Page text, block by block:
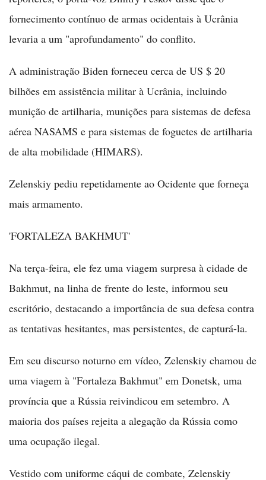
fornecimento contínuo de armas ocidentais à Ucrânia
levaria a um "aprofundamento" do conflito.
A administração Biden forneceu cerca de US $ 20
bilhões em assistência militar à Ucrânia, incluindo
munição de artilharia, munições para sistemas de defesa
aérea NASAMS e para sistemas de foguetes de artilharia
de alta mobilidade (HIMARS).
Zelenskiy pediu repetidamente ao Ocidente que forneça
mais armamento.
'FORTALEZA BAKHMUT'
Na terça-feira, ele fez uma viagem surpresa à cidade de
Bakhmut, na linha de frente do leste, informou seu
escritório, destacando a importância de sua defesa contra
as tentativas hesitantes, mas persistentes, de capturá-la.
Em seu discurso noturno em vídeo, Zelenskiy chamou de
uma viagem à "Fortaleza Bakhmut" em Donetsk, uma
província que a Rússia reivindicou em setembro. A
maioria dos países rejeita a alegação da Rússia como
uma ocupação ilegal.
Vestido com uniforme cáqui de combate, Zelenskiy